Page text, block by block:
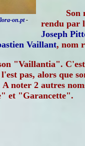
on.pt-
Son
rendu par
Joseph
Vaillant, nom
"Vaillantia".
pas, alors que
noter 2 autres
et "Garancette".